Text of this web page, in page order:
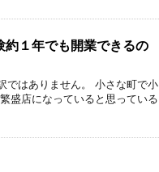
約１年でも開業できるの
ではありません。 小さな町で小
盛店になっていると思っている